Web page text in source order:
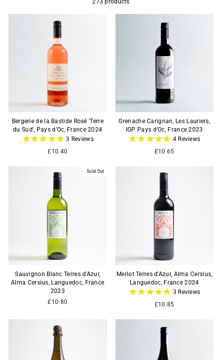
Bergerie de la Bastide Rosé 'Terre
du Sud', Pays d’Oc, France 2024
3 Reviews
£10.40
Grenache Carignan, Les Lauriers,
IGP Pays d’Oc, France 2023
4Reviews
£10.65
Sold Out
Sauvignon Blanc Terres d'Azur,
Alma Cersius, Languedoc, France
2023
£10.80
Merlot Terres d'Azur, Alma Cersius,
Languedoc, France 2024
3 Reviews
£10.85